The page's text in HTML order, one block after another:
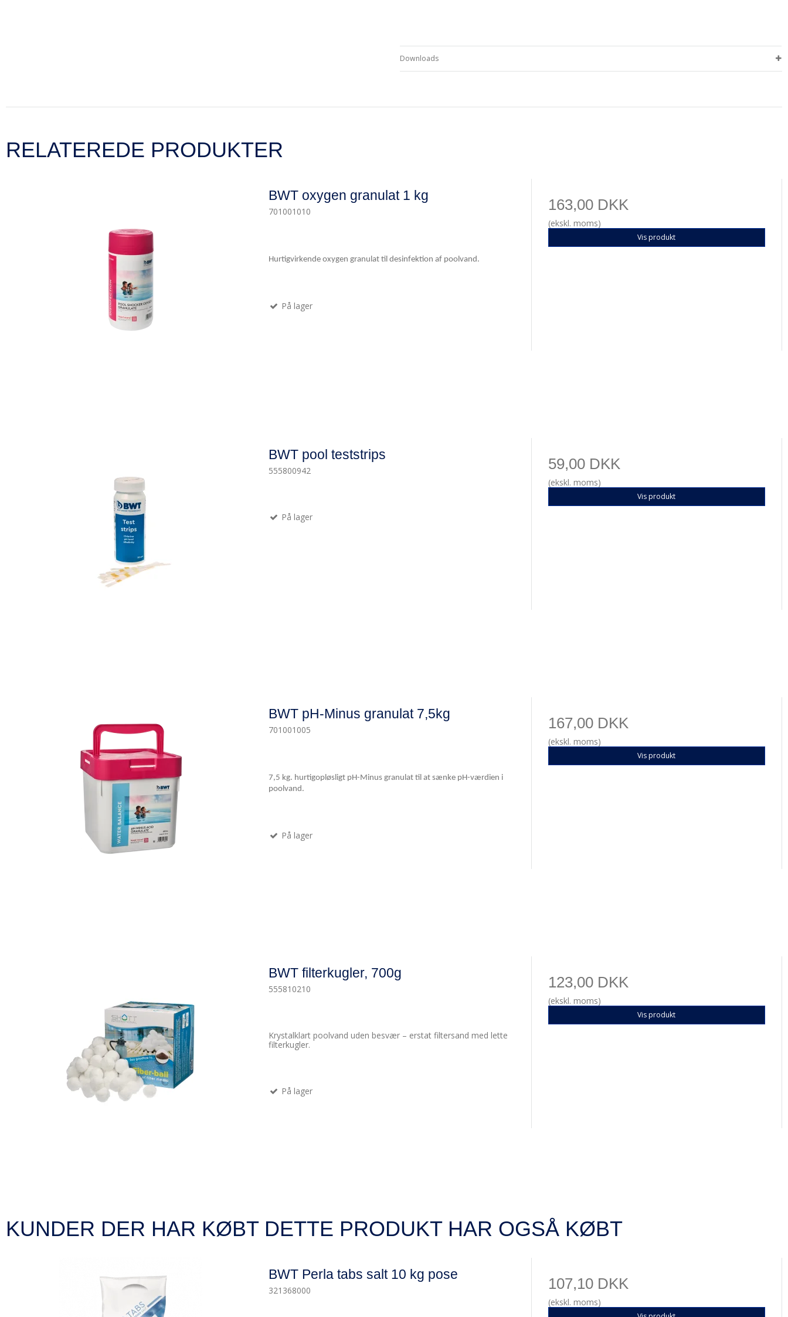
Downloads
RELATEREDE PRODUKTER
BWT oxygen granulat 1 kg
701001010
Hurtigvirkende oxygen granulat til desinfektion af poolvand.
På lager
163,00 DKK
(ekskl. moms)
Vis produkt
BWT pool teststrips
555800942
På lager
59,00 DKK
(ekskl. moms)
Vis produkt
BWT pH-Minus granulat 7,5kg
701001005
7,5 kg. hurtigopløsligt pH-Minus granulat til at sænke pH-værdien i
poolvand.
På lager
167,00 DKK
(ekskl. moms)
Vis produkt
BWT filterkugler, 700g
555810210
Krystalklart poolvand uden besvær – erstat filtersand med lette
filterkugler.
På lager
123,00 DKK
(ekskl. moms)
Vis produkt
KUNDER DER HAR KØBT DETTE PRODUKT HAR OGSÅ KØBT
BWT Perla tabs salt 10 kg pose
321368000 107,10 DKK
(ekskl. moms)